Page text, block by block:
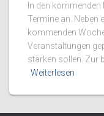
In den
Termine an. Neben
kommenden
Veranstaltungen
stärken sollen. Zur
Weiterlesen